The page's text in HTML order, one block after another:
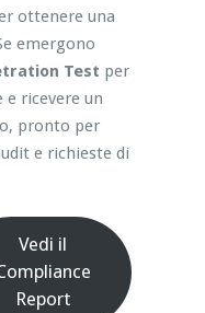
ottenere una
emergono
Test per
ricevere un
pronto per
e richieste di
Vedi il
Report